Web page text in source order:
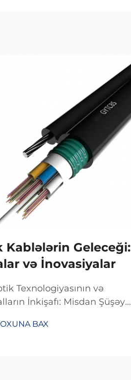
Kablələrin Geleceği:
və İnovasiyalar
Texnologiyasının və
İnkişafı: Misdan Şüşəyə
artmasında mis
BAX